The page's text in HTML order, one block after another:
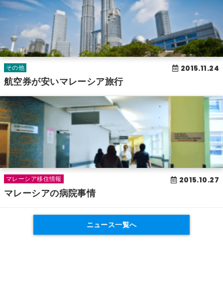
その他 2015.11.24
航空券が安いマレーシア旅行
マレーシア移住情報 2015.10.27
マレーシアの病院事情
ニュース一覧へ